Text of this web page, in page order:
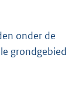
onder de
grondgebied